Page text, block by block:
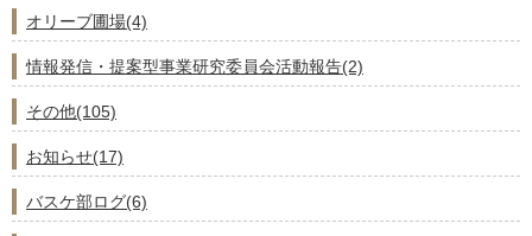
オリーブ圃場(4)
情報発信・提案型事業研究委員会活動報告(2)
その他(105)
お知らせ(17)
バスケ部ログ(6)